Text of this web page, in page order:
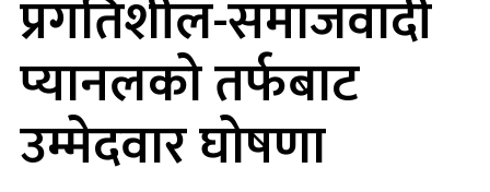
प्रगतिशील-समाजवादी
प्यानलको तर्फबाट
उम्मेदवार घोषणा